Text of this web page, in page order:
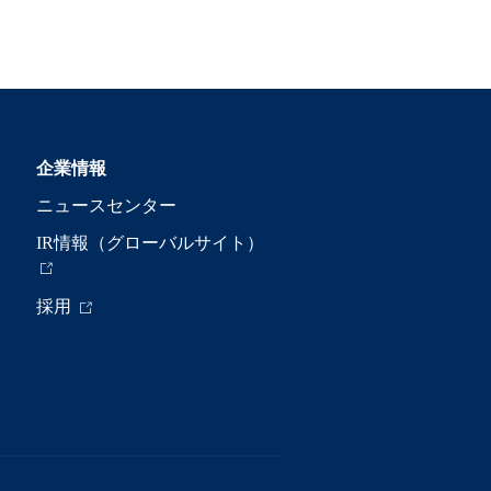
企業情報
ニュースセンター
IR情報（グローバルサイト）
採用